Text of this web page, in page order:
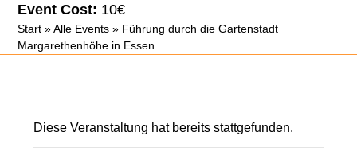
Event Cost: 10€
Start »Alle Events » Führung durch die Gartenstadt
Margarethenhöhe in Essen
Diese Veranstaltung hat bereits stattgefunden.